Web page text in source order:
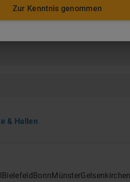
& Hallen
BielefeldBonnMünsterGelsenkirchen
Zur Kenntnis genommen